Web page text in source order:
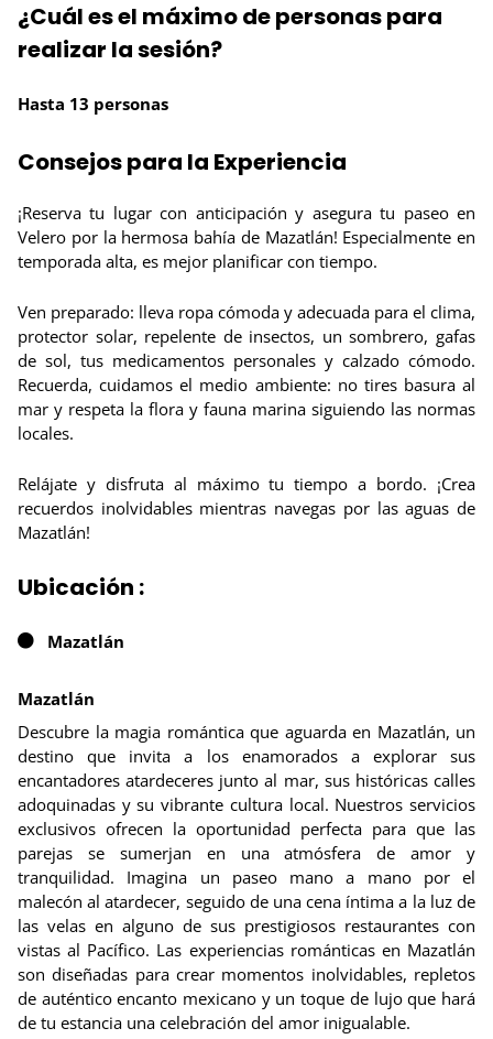
¿Cuál es el máximo de personas para
realizar la sesión?
Hasta 13 personas
Consejos para la Experiencia
¡Reserva tu lugar con anticipación y asegura tu paseo en
Velero por la hermosa bahía de Mazatlán! Especialmente en
temporada alta, es mejor planificar con tiempo.
Ven preparado: lleva ropa cómoda y adecuada para el clima,
protector solar, repelente de insectos, un sombrero, gafas
de sol, tus medicamentos personales y calzado cómodo.
Recuerda, cuidamos el medio ambiente: no tires basura al
mar y respeta la flora y fauna marina siguiendo las normas
locales.
Relájate y disfruta al máximo tu tiempo a bordo. ¡Crea
recuerdos inolvidables mientras navegas por las aguas de
Mazatlán!
Ubicación :
Mazatlán
Mazatlán
Descubre la magia romántica que aguarda en Mazatlán, un
destino que invita a los enamorados a explorar sus
encantadores atardeceres junto al mar, sus históricas calles
adoquinadas y su vibrante cultura local. Nuestros servicios
exclusivos ofrecen la oportunidad perfecta para que las
parejas se sumerjan en una atmósfera de amor y
tranquilidad. Imagina un paseo mano a mano por el
malecón al atardecer, seguido de una cena íntima a la luz de
las velas en alguno de sus prestigiosos restaurantes con
vistas al Pacífico. Las experiencias románticas en Mazatlán
son diseñadas para crear momentos inolvidables, repletos
de auténtico encanto mexicano y un toque de lujo que hará
de tu estancia una celebración del amor inigualable.